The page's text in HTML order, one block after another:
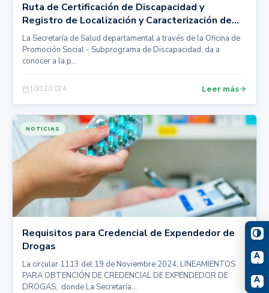
A
-
A
+
Ruta de Certificación de Discapacidad y
Registro de Localización y Caracterización de
Personas con Discapacidad - RLCPD
La Secretaría de Salud departamental a través de la Oficina de
Promoción Social - Subprograma de Discapacidad, da a
conocer a la p...
10/12/2024 Leer más
NOTICIAS
Requisitos para Credencial de Expendedor de
Drogas
La circular 1113 del 19 de Noviembre 2024, LINEAMIENTOS
PARA OBTENCIÓN DE CREDENCIAL DE EXPENDEDOR DE
DROGAS, donde La Secretaría...